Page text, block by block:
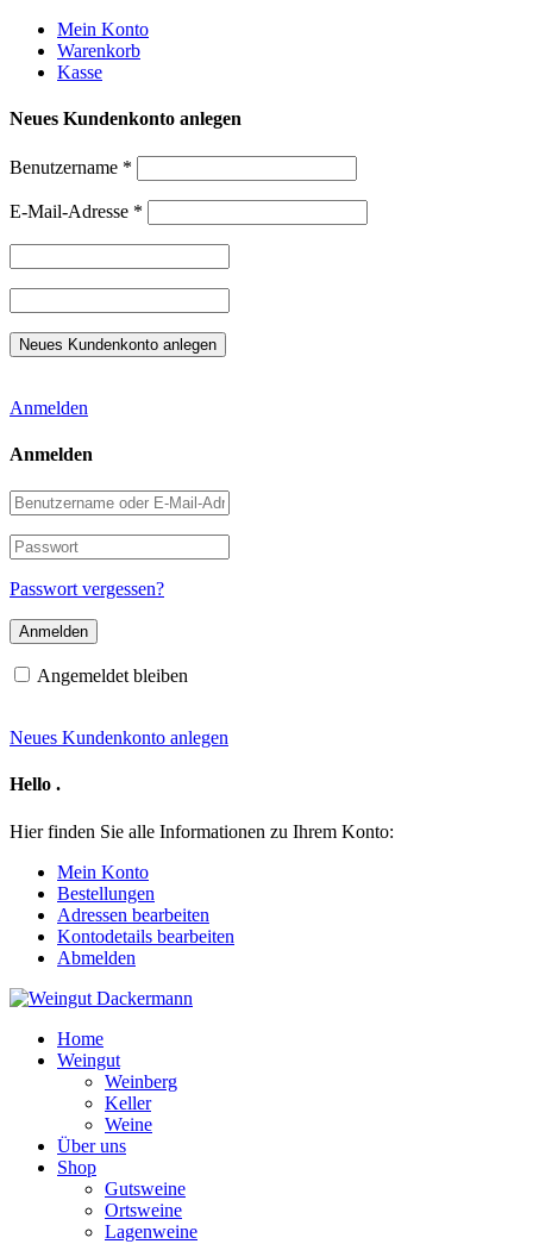
Weiter
zum
Inhalt
Mein Konto
Warenkorb
Kasse
Neues Kundenkonto anlegen
Benutzername *
E-Mail-Adresse *
Anmelden
Anmelden
Benutzername
oder
E-
Mail-
Adresse
Passwort
Passwort vergessen?
Angemeldet bleiben
Neues Kundenkonto anlegen
Hello .
Hier finden Sie alle Informationen zu Ihrem Konto:
Mein Konto
Bestellungen
Adressen bearbeiten
Kontodetails bearbeiten
Abmelden
Home
Weingut
Weinberg
Keller
Weine
Über uns
Shop
Gutsweine
Ortsweine
Lagenweine